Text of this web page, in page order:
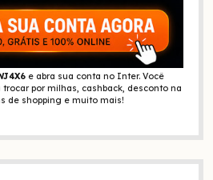
e abra sua conta no Inter. Você
trocar por milhas, cashback, desconto na
de shopping e muito mais!